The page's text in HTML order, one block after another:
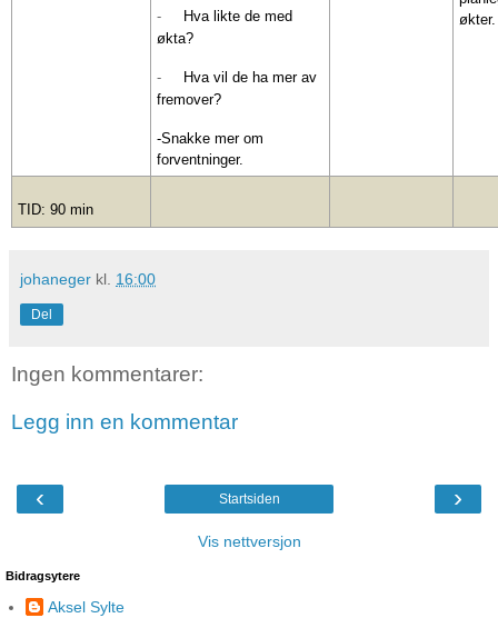
-
Hva likte de med
økta?
-
Hva vil de ha mer av
fremover?
-Snakke mer om
forventninger.
økter.
TID: 90 min
johaneger kl. 16:00
Del
Ingen kommentarer:
Legg inn en kommentar
‹ ›
Startsiden
Vis nettversjon
Bidragsytere
Aksel Sylte